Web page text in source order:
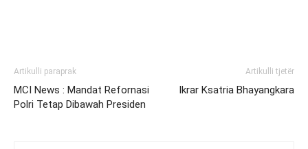
Artikulli paraprak
MCI News : Mandat Refornasi
Polri Tetap Dibawah Presiden
Artikulli tjetër
Ikrar Ksatria Bhayangkara